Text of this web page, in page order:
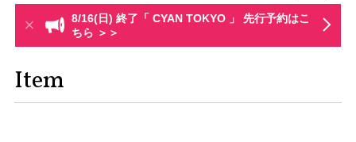
8/16(日) 終了「 CYAN TOKYO 」 先行予約はこ
ちら ＞＞
Item